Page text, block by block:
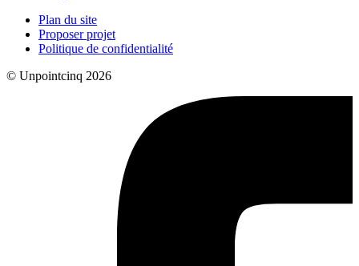
Plan du site
Proposer projet
Politique de confidentialité
© Unpointcinq 2026